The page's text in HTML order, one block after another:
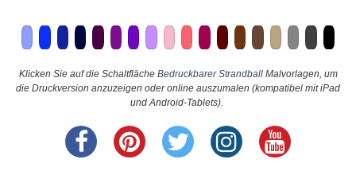
Klicken Sie auf die Schaltfläche Bedruckbarer StrandballMalvorlagen, um
die Druckversion anzuzeigen oder online auszumalen (kompatibel mit iPad
und Android-Tablets).